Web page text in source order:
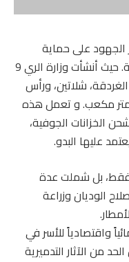
الجهود على حماية
المنشآت وتخزين ملايين الأمتار المكعبة. حيث أنشأت وزارة الري 9
مثل الغردقة، شلاتين، ورأس
تصل لـ 20 مليون متر مكعب. و تعمل هذه
الخزانات الجوفية،
عليها البدو.
فقط، بل شملت عدة
الوديان وزراعة
واقتصادياً للأسر في
من الآثار التدميرية